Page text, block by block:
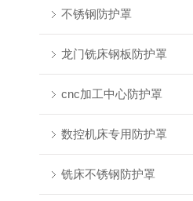
不锈钢防护罩
龙门铣床钢板防护罩
cnc加工中心防护罩
数控机床专用防护罩
铣床不锈钢防护罩